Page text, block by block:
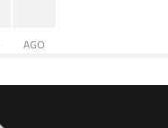
AGO